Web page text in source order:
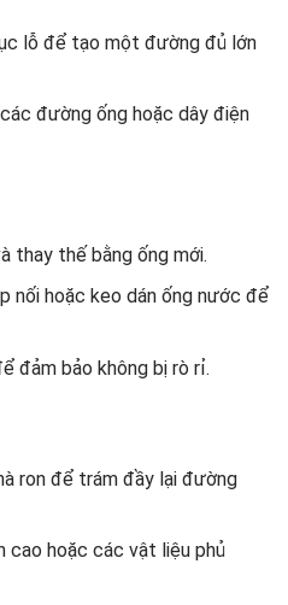
lỗ để tạo một đường đủ lớn
đường ống hoặc dây điện
thay thế bằng ống mới.
nối hoặc keo dán ống nước để
đảm bảo không bị rò rỉ.
ron để trám đầy lại đường
cao hoặc các vật liệu phủ